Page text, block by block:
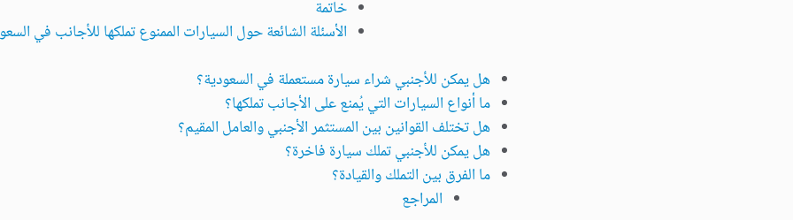
خاتمة
الأسئلة الشائعة حول السيارات الممنوع تملكها للأجانب في
هل يمكن للأجنبي شراء سيارة مستعملة في السعودية؟
ما أنواع السيارات التي يُمنع على الأجانب تملكها؟
هل تختلف القوانين بين المستثمر الأجنبي والعامل المقيم؟
هل يمكن للأجنبي تملك سيارة فاخرة؟
ما الفرق بين التملك والقيادة؟
المراجع